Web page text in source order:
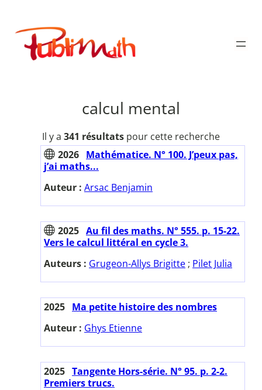
contenu
Publimath
calcul mental
Il y a 341 résultats pour cette recherche
2026 Mathématice. N° 100. J’peux pas,
j’ai maths...
Auteur : Arsac Benjamin
2025 Au fil des maths. N° 555. p. 15-22.
Vers le calcul littéral en cycle 3.
Auteurs : Grugeon-Allys Brigitte ; Pilet Julia
2025 Ma petite histoire des nombres
Auteur : Ghys Etienne
2025 Tangente Hors-série. N° 95. p. 2-2.
Premiers trucs.